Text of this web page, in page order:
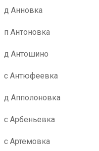
д Анновка
п Антоновка
д Антошино
с Антюфеевка
д Апполоновка
с Арбеньевка
с Артемовка